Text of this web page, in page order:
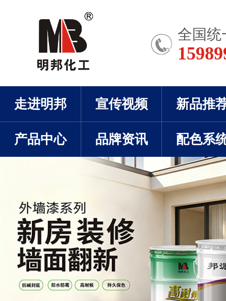
全国统
走进明邦 宣传视频 新品推
产品中心 品牌资讯 配色系